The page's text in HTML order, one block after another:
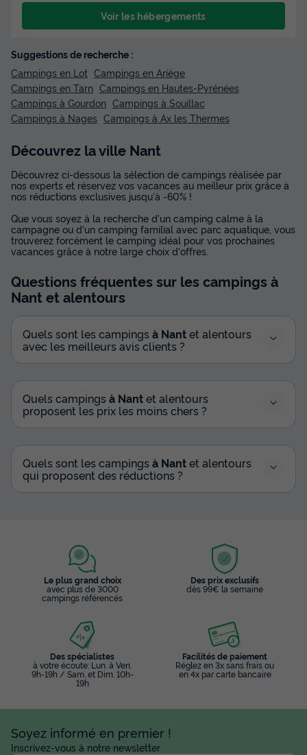
Voir les hébergements
Suggestions de recherche :
Campings en Lot Campings en Ariège
Campings en Tarn Campings en Hautes-Pyrénées
Campings à Gourdon Campings à Souillac
Campings à Nages Campings à Ax les Thermes
Découvrez la ville Nant
Découvrez ci-dessous la sélection de campings réalisée par
nos experts et réservez vos vacances au meilleur prix grâce à
nos réductions exclusives jusqu'à -60% !
Que vous soyez à la recherche d'un camping calme à la
campagne ou d'un camping familial avec parc aquatique, vous
trouverez forcément le camping idéal pour vos prochaines
vacances grâce à notre large choix d'offres.
Questions fréquentes sur les campings à
Nantet alentours
Quels sont les campings à Nantet alentours
avec les meilleurs avis clients ?
Quels campings à Nantet alentours
proposent les prix les moins chers ?
Quels sont les campings à Nantet alentours
qui proposent des réductions ?
Le plus grand choix
avec plus de 3000
campings référencés
Des prix exclusifs
dès 99€ la semaine
Des spécialistes
à votre écoute: Lun. à Ven.
9h-19h / Sam. et Dim. 10h-
19h
Facilités de paiement
Réglez en 3x sans frais ou
en 4x par carte bancaire
Soyez informé en premier !
Inscrivez-vous à notre newsletter